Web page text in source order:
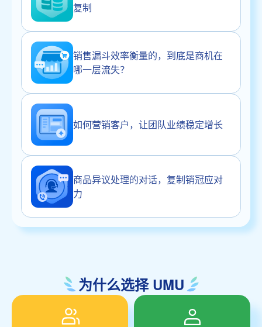
复制
销售漏斗效率衡量的，到底是商机在
哪一层流失？
如何营销客户，让团队业绩稳定增长
商品异议处理的对话，复制销冠应对
力
为什么选择 UMU